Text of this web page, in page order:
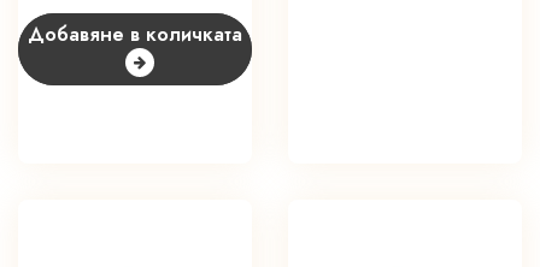
16,57 €
(32.41
лв.).
Добавяне в количката